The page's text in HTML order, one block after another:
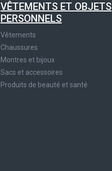
VÊTEMENTS ET OBJETS
PERSONNELS
Vêtements
Chaussures
Montres et bijoux
Sacs et accessoires
Produits de beauté et santé